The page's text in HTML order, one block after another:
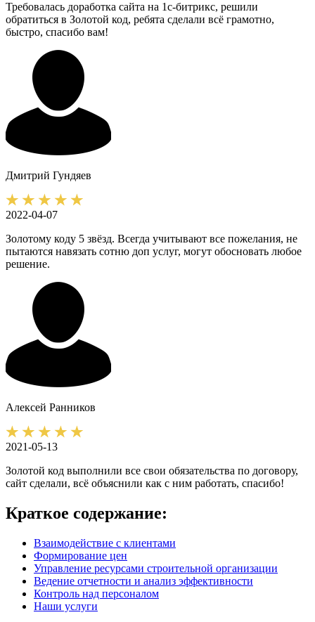
Требовалась доработка сайта на 1с-битрикс, решили
обратиться в Золотой код, ребята сделали всё грамотно,
быстро, спасибо вам!
Дмитрий Гундяев
2022-04-07
Золотому коду 5 звёзд. Всегда учитывают все пожелания, не
пытаются навязать сотню доп услуг, могут обосновать любое
решение.
Алексей Ранников
2021-05-13
Золотой код выполнили все свои обязательства по договору,
сайт сделали, всё объяснили как с ним работать, спасибо!
Краткое содержание:
Взаимодействие с клиентами
Формирование цен
Управление ресурсами строительной организации
Ведение отчетности и анализ эффективности
Контроль над персоналом
Наши услуги